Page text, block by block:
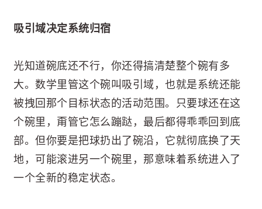
吸引域决定系统归宿
光知道碗底还不行，你还得搞清楚整个碗有多
大。数学里管这个碗叫吸引域，也就是系统还能
被拽回那个目标状态的活动范围。只要球还在这
个碗里，甭管它怎么蹦跶，最后都得乖乖回到底
部。但你要是把球扔出了碗沿，它就彻底换了天
地，可能滚进另一个碗里，那意味着系统进入了
一个全新的稳定状态。